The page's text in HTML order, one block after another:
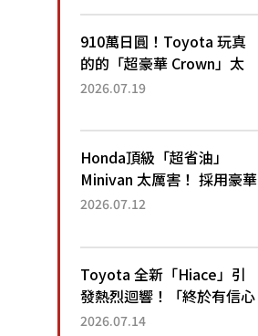
100 公里！」「免驗車真的
太棒了！...
910萬日圓！Toyota 玩真
的的「超豪華 Crown」太
厲害了！採用由「匠人技
運動化「底盤設定」！還配
備專屬豪華...
2026.07.19
Honda頂級「超省油」
Minivan 太厲害！ 採用豪華
「真皮座椅」與專屬「黑色
公里，兼具優異節能表現與
舒適「三...
2026.07.12
Toyota 全新「Hiace」引
發熱烈迴響！「終於有信心
下訂了！」「哪個等級交車
2026.07.14